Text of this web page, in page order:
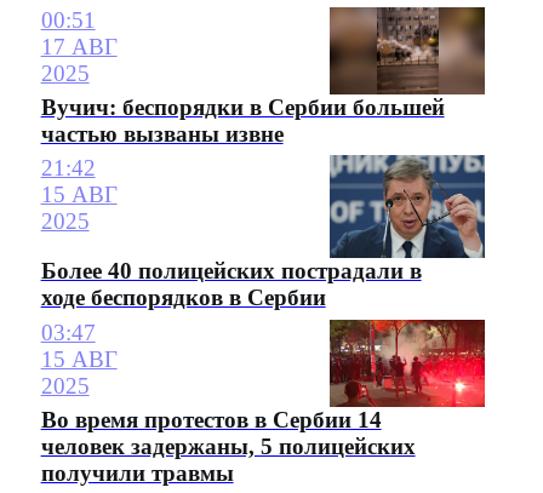
00:51
17 АВГ
2025
Вучич: беспорядки в Сербии большей
частью вызваны извне
21:42
15 АВГ
2025
Более 40 полицейских пострадали в
ходе беспорядков в Сербии
03:47
15 АВГ
2025
Во время протестов в Сербии 14
человек задержаны, 5 полицейских
получили травмы